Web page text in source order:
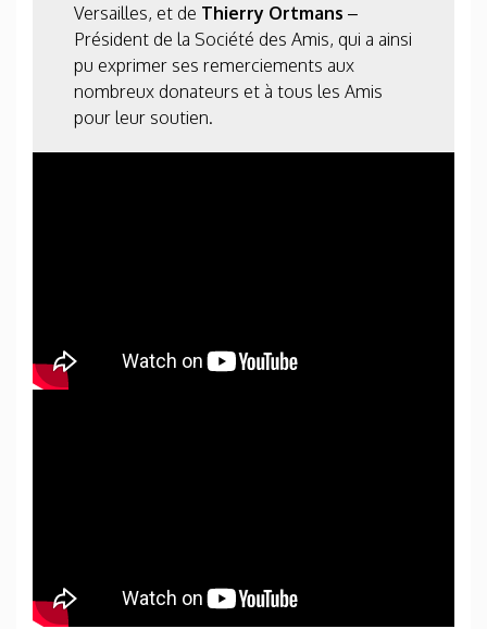
Versailles, et de Thierry Ortmans –
Président de la Société des Amis, qui a ainsi
pu exprimer ses remerciements aux
nombreux donateurs et à tous les Amis
pour leur soutien.